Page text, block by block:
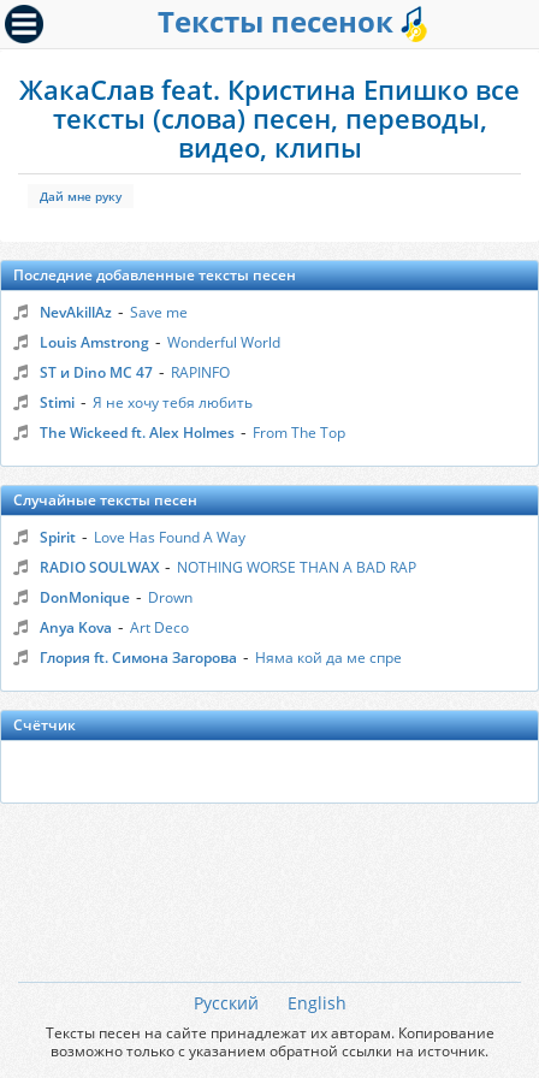
Тексты песенок
ЖакаСлав feat. Кристина Епишко все
тексты (слова) песен, переводы,
видео, клипы
Дай мне руку
Последние добавленные тексты песен
NevAkillAz - Save me
Louis Amstrong - Wonderful World
ST и Dino MC 47 - RAPINFO
Stimi - Я не хочу тебя любить
The Wickeed ft. Alex Holmes - From The Top
Случайные тексты песен
Spirit - Love Has Found A Way
RADIO SOULWAX - NOTHING WORSE THAN A BAD RAP
DonMonique - Drown
Anya Kova - Art Deco
Глория ft. Симона Загорова - Няма кой да ме спре
Счётчик
Русский English
Тексты песен на сайте принадлежат их авторам. Копирование
возможно только с указанием обратной ссылки на источник.